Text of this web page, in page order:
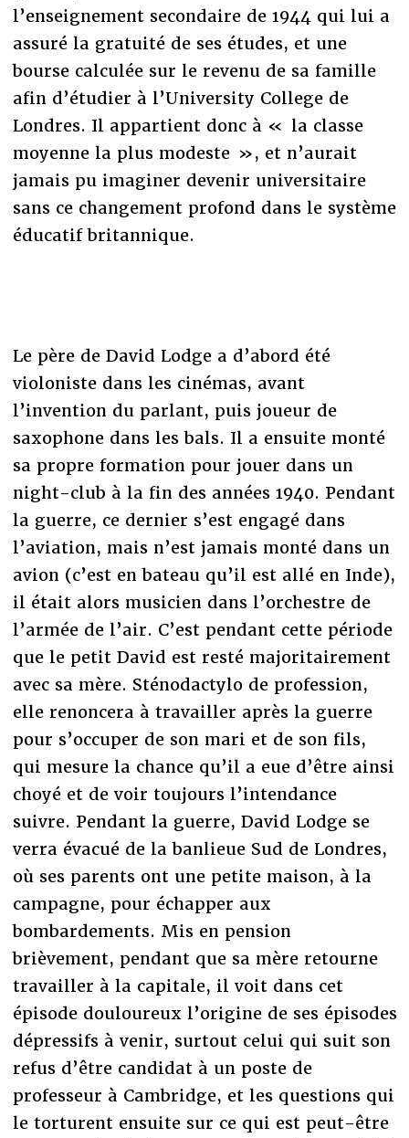
l’enseignement secondaire de 1944 qui lui a
assuré la gratuité de ses études, et une
bourse calculée sur le revenu de sa famille
afin d’étudier à l’University College de
Londres. Il appartient donc à « la classe
moyenne la plus modeste », et n’aurait
jamais pu imaginer devenir universitaire
sans ce changement profond dans le système
éducatif britannique.
Le père de David Lodge a d’abord été
violoniste dans les cinémas, avant
l’invention du parlant, puis joueur de
saxophone dans les bals. Il a ensuite monté
sa propre formation pour jouer dans un
night-club à la fin des années 1940. Pendant
la guerre, ce dernier s’est engagé dans
l’aviation, mais n’est jamais monté dans un
avion (c’est en bateau qu’il est allé en Inde),
il était alors musicien dans l’orchestre de
l’armée de l’air. C’est pendant cette période
que le petit David est resté majoritairement
avec sa mère. Sténodactylo de profession,
elle renoncera à travailler après la guerre
pour s’occuper de son mari et de son fils,
qui mesure la chance qu’il a eue d’être ainsi
choyé et de voir toujours l’intendance
suivre. Pendant la guerre, David Lodge se
verra évacué de la banlieue Sud de Londres,
où ses parents ont une petite maison, à la
campagne, pour échapper aux
bombardements. Mis en pension
brièvement, pendant que sa mère retourne
travailler à la capitale, il voit dans cet
épisode douloureux l’origine de ses épisodes
dépressifs à venir, surtout celui qui suit son
refus d’être candidat à un poste de
professeur à Cambridge, et les questions qui
le torturent ensuite sur ce qui est peut-être